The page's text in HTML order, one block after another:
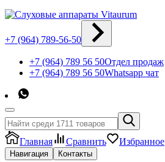
+7 (964) 789-56-50
+7 (964) 789 56 50Отдел продаж
+7 (964) 789 56 50Whatsapp чат
Главная Сравнить Избранное
Навигация Контакты